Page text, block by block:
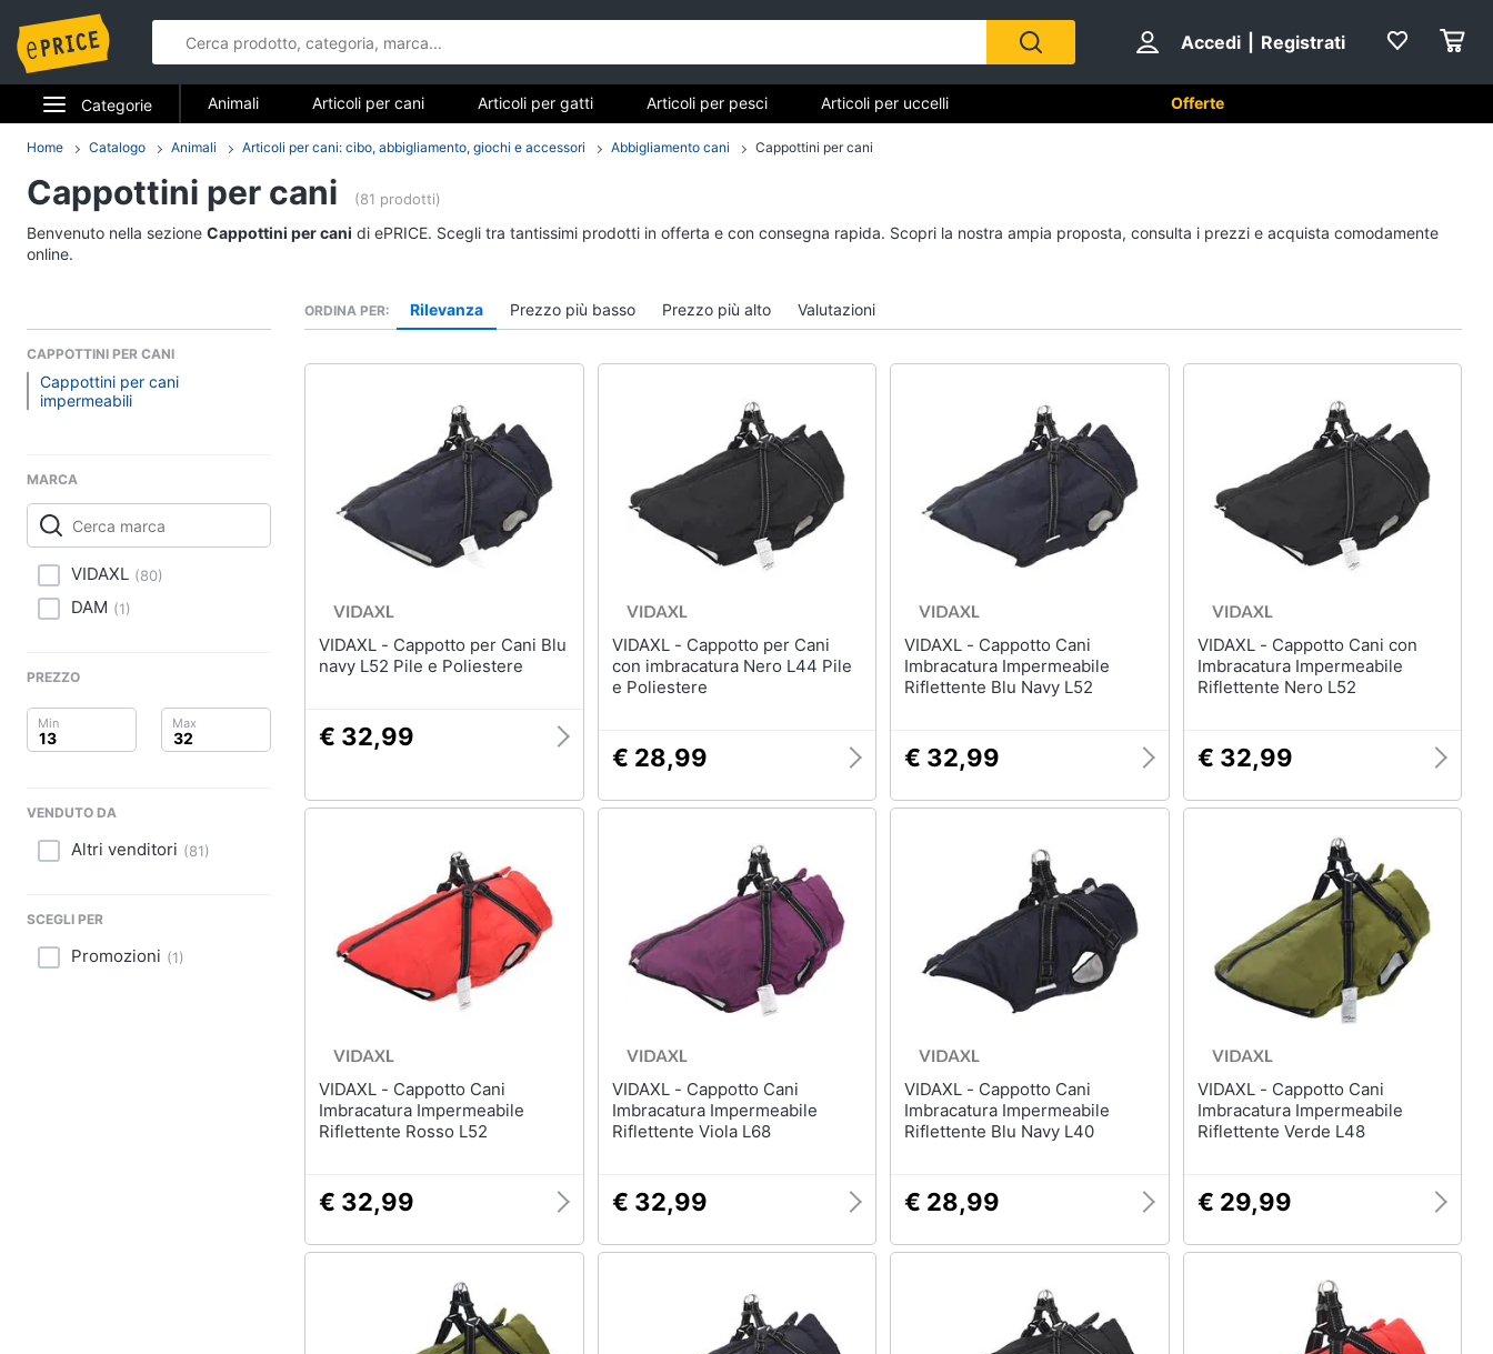
Accedi Registrati
Categorie
Elettrodomestici
Informatica
Smart home
Videogiochi
Clima
Arredo
Brico e Giardinaggio
Giocattoli
Fotografia
Abbigliamento
Animali
Toelettatura cani
Lettiera gatto
Pompe per acquari
Articoli per cavalli
Sottosella
Strigliatura
Stinchiere
Vedi tutti
Articoli per tartarughe e
Tartarughiere
Cibo per tartarughe
Articoli per criceti e piccoli
roditori
Cibo per roditori
Cibo per animali
Royal canin
Purina
Vedi tutti
Animali Articoli per cani Articoli per gatti Articoli per pesci Articoli per uccelli
Articoli per cavalli Articoli per tartarughe e rettili Articoli per criceti e piccoli roditori
Offerte
Home Catalogo Animali Articoli per cani: cibo, abbigliamento, giochi e accessori Abbigliamento cani Cappottini per cani
Cappottini per cani (81 prodotti)
Benvenuto nella sezione Cappottini per cani di ePRICE. Scegli tra tantissimi prodotti in offerta e con consegna rapida. Scopri la nostra ampia proposta, consulta i prezzi e acquista comodamente
online.
CAPPOTTINI PER CANI
Cappottini per cani
impermeabili
MARCA
VIDAXL (80)
DAM (1)
PREZZO
VENDUTO DA
Altri venditori (81)
SCEGLI PER
Promozioni (1)
ORDINA PER Rilevanza Prezzo più basso Prezzo più alto Valutazioni
VIDAXL - Cappotto per Cani Blu
navy L52 Pile e Poliestere
€ 32,99
VIDAXL - Cappotto per Cani
con imbracatura Nero L44 Pile
e Poliestere
€ 28,99
VIDAXL - Cappotto Cani
Imbracatura Impermeabile
Riflettente Blu Navy L52
€ 32,99
VIDAXL - Cappotto Cani con
Imbracatura Impermeabile
Riflettente Nero L52
€ 32,99
VIDAXL - Cappotto Cani
Imbracatura Impermeabile
Riflettente Rosso L52
€ 32,99
VIDAXL - Cappotto Cani
Imbracatura Impermeabile
Riflettente Viola L68
€ 32,99
VIDAXL - Cappotto Cani
Imbracatura Impermeabile
Riflettente Blu Navy L40
€ 28,99
VIDAXL - Cappotto Cani
Imbracatura Impermeabile
Riflettente Verde L48
€ 29,99